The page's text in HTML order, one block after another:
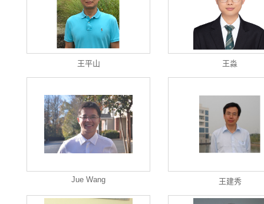
王平山 王淼
Jue Wang 王建秀